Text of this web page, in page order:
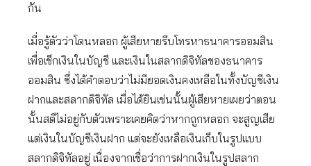
กัน
เมื่อรู้ตัวว่าโดนหลอก ผู้เสียหายรีบโทรหาธนาคารออมสิน
เพื่อเช็กเงินในบัญชี และเงินในสลากดิจิทัลของธนาคาร
ออมสิน ซึ่งได้คำตอบว่าไม่มียอดเงินคงเหลือในทั้งบัญชีเงิน
ฝากและสลากดิจิทัล เมื่อได้ยินเช่นนั้นผู้เสียหายเผยว่าตอน
นั้นสติไม่อยู่กับตัวเพราะเคยคิดว่าหากถูกหลอก จะสูญเสีย
แต่เงินในบัญชีเงินฝาก แต่จะยังเหลือเงินเก็บในรูปแบบ
สลากดิจิทัลอยู่ เนื่องจากเชื่อว่าการฝากเงินในรูปสลาก